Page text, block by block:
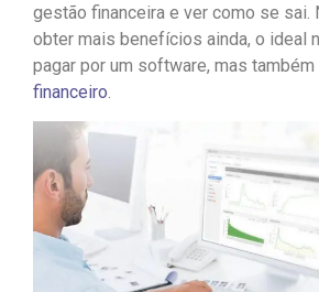
gestão financeira e ver como se sai.
obter mais benefícios ainda, o ideal
pagar por um software, mas também
financeiro